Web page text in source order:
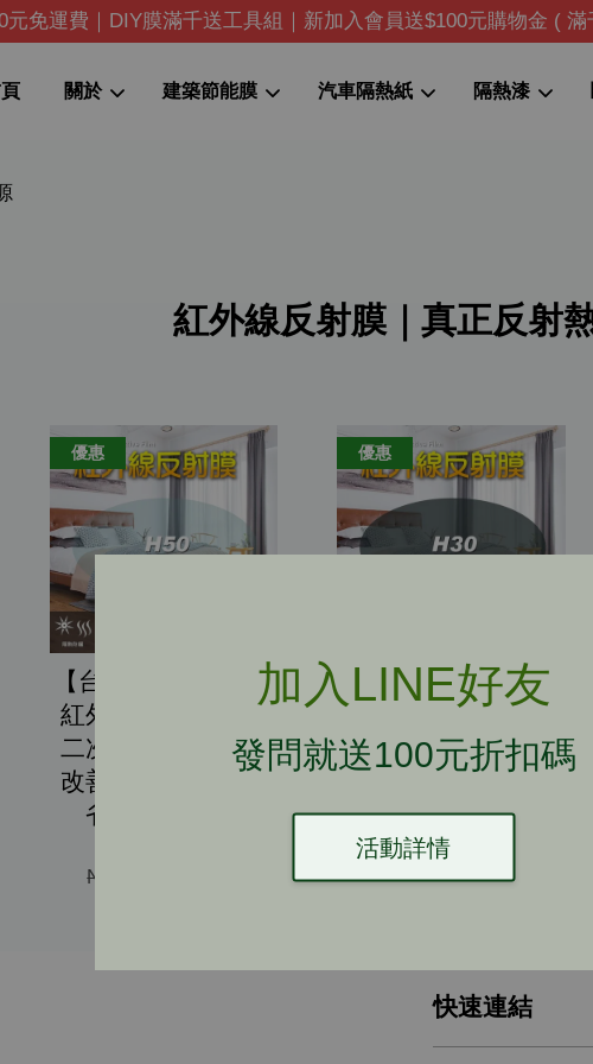
元免運費｜DIY膜滿千送工具組｜新加入會員送$100元購物金 (
加入LINE好友
發問就送100元折扣碼
活動詳情
關於 建築節能膜 汽車隔熱紙 隔熱漆
紅外線反射膜｜真正反射
優惠
【台灣節能膜】H50
紅外線反射膜 降低
二次輻射 真正有效
改善熱源進入 隔熱
省電 低內反光
NT$ 380
優惠
【台灣節能膜】H30
紅外線反射膜 降低
二次輻射 真正有效
改善熱源進入 隔熱
省電 低內反光
NT$ 290
NT$ 380 -23.7%
快速連結